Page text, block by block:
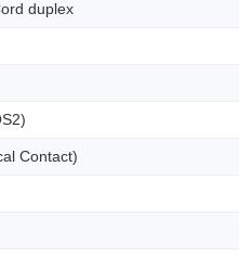
duplex
Contact)